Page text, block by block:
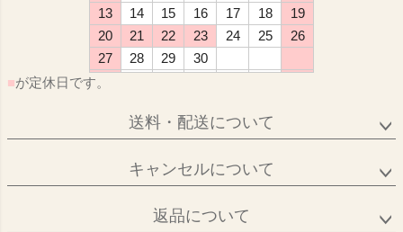
13
14 15 16 17 18
19
20
21 22 23 24 25
26
27
28 29
30
■が定休日です。
送料・配送について
キャンセルについて
返品について